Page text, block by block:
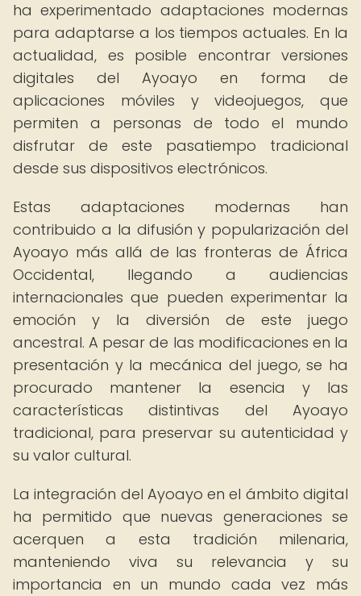
ha experimentado adaptaciones modernas
para adaptarse a los tiempos actuales. En la
actualidad, es posible encontrar versiones
digitales del Ayoayo en forma de
aplicaciones móviles y videojuegos, que
permiten a personas de todo el mundo
disfrutar de este pasatiempo tradicional
desde sus dispositivos electrónicos.
Estas adaptaciones modernas han
contribuido a la difusión y popularización del
Ayoayo más allá de las fronteras de África
Occidental, llegando a audiencias
internacionales que pueden experimentar la
emoción y la diversión de este juego
ancestral. A pesar de las modificaciones en la
presentación y la mecánica del juego, se ha
procurado mantener la esencia y las
características distintivas del Ayoayo
tradicional, para preservar su autenticidad y
su valor cultural.
La integración del Ayoayo en el ámbito digital
ha permitido que nuevas generaciones se
acerquen a esta tradición milenaria,
manteniendo viva su relevancia y su
importancia en un mundo cada vez más